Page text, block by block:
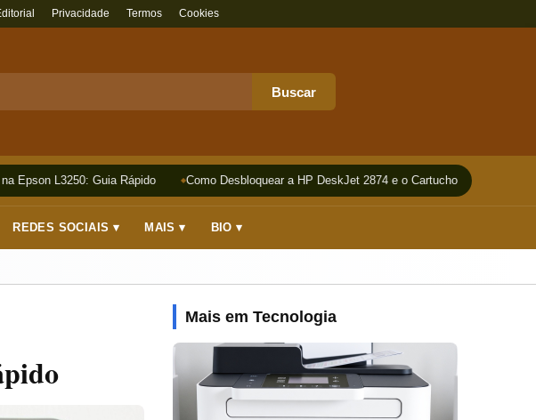
Privacidade Termos Cookies
Buscar
Epson L3250: Guia Rápido Como Desbloquear a HP DeskJet 2874 e o Cartucho
REDES SOCIAIS ▾ MAIS ▾ BIO ▾
Mais em Tecnologia